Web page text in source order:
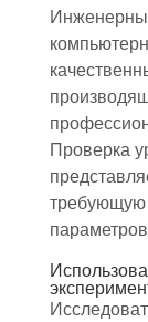
Проверка
требующую